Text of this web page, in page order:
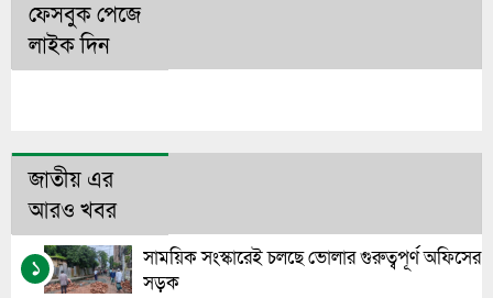
ফেসবুক পেজে
লাইক দিন
জাতীয় এর
আরও খবর
১
সাময়িক সংস্কারেই চলছে ভোলার গুরুত্বপূর্ণ অফিসের
সড়ক